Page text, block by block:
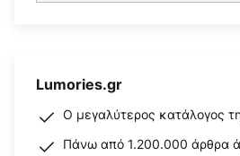
Lumories.gr
Ο μεγαλύτερος κατάλογος
Πάνω από 1.200.000 άρθρα